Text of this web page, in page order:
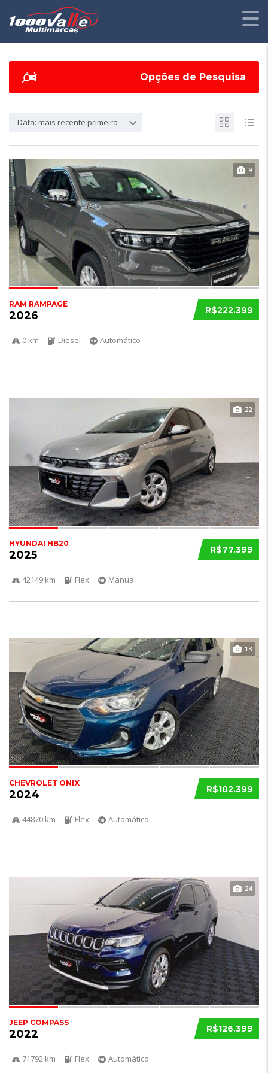
Opções de Pesquisa
Data: mais recente primeiro
9
R$222.399
RAM RAMPAGE
2026
0 km Diesel Automático
22
R$77.399
HYUNDAI HB20
2025
42149 km Flex Manual
13
R$102.399
CHEVROLET ONIX
2024
44870 km Flex Automático
24
R$126.399
JEEP COMPASS
2022
71792 km Flex Automático